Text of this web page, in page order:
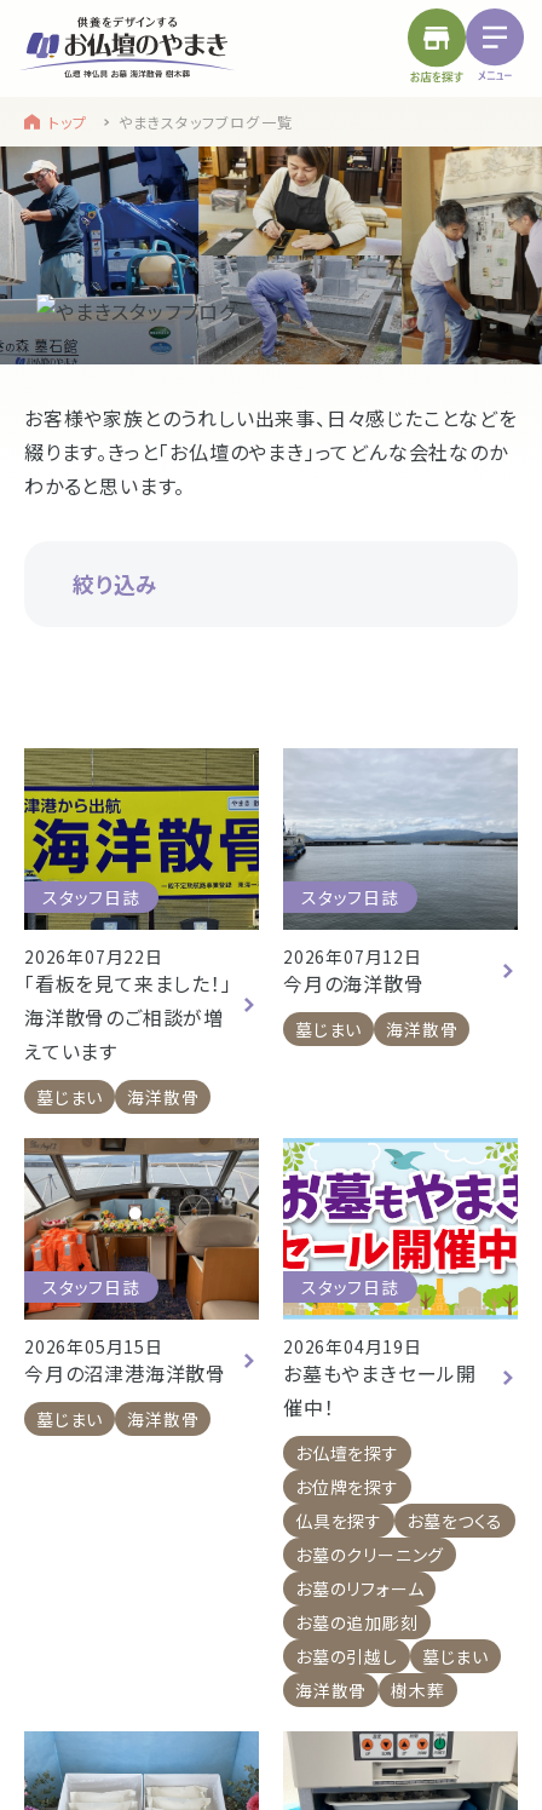
find a store
お近くのお店を探す
営業日時
9:00～18:00 毎週火曜日定休
駐車場
駐車場12台駐車可能
所在地
〒434-0026
静岡県浜松市浜北区東美薗182
電話番号
053-586-7876
店舗評価
浜松店
静岡本通店 静岡石田街道店 清水店
裾野店
お店一覧を見る
site menu
サイトメニュー
トップ
やまきについて
service
静岡のお盆
盆提灯・初盆で使う品・その他お盆用品
main service
お仏壇
お墓
海洋散骨
樹木葬
- セール情報
- 新着情報
- 企業情報
- 採用情報
- やまき寺子屋教室
- なつかしのCM
- プライバシーポリシー
トップ やまきスタッフブログ一覧
お客様や家族とのうれしい出来事、日々感じたことなどを
綴ります。きっと「お仏壇のやまき」ってどんな会社なのか
わかると思います。
絞り込み
スタッフ日誌
2026年07月22日
「看板を見て来ました！」
海洋散骨のご相談が増
えています
墓じまい 海洋散骨
スタッフ日誌
2026年07月12日
今月の海洋散骨
墓じまい 海洋散骨
スタッフ日誌
2026年05月15日
今月の沼津港海洋散骨
墓じまい 海洋散骨
スタッフ日誌
2026年04月19日
お墓もやまきセール開
催中！
お仏壇を探す
お位牌を探す
仏具を探す
お墓をつくる
お墓のクリーニング
お墓のリフォーム
お墓の追加彫刻
お墓の引越し
墓じまい
海洋散骨
樹木葬